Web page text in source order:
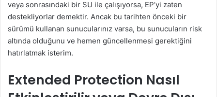
veya sonrasındaki bir SU ile çalışıyorsa, EP’yi zaten
destekliyorlar demektir. Ancak bu tarihten önceki bir
sürümü kullanan sunucularınız varsa, bu sunucuların risk
altında olduğunu ve hemen güncellenmesi gerektiğini
hatırlatmak isterim.
Extended Protection Nasıl